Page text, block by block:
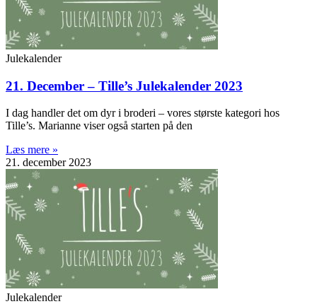
Julekalender
21. December – Tille’s Julekalender 2023
I dag handler det om dyr i broderi – vores største kategori hos
Tille’s. Marianne viser også starten på den
Læs mere »
21. december 2023
Julekalender